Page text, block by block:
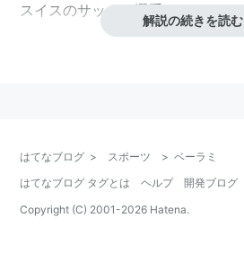
スイスのサッカー選手
解説の続きを読む
はてなブログ > スポーツ > ベーラミ
はてなブログ タグとは
ヘルプ 開発ブログ
Copyright (C) 2001-2026 Hatena.